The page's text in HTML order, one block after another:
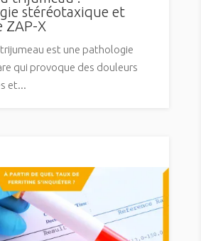
stéréotaxique et
ZAP-X
est une pathologie
qui provoque des douleurs
et...